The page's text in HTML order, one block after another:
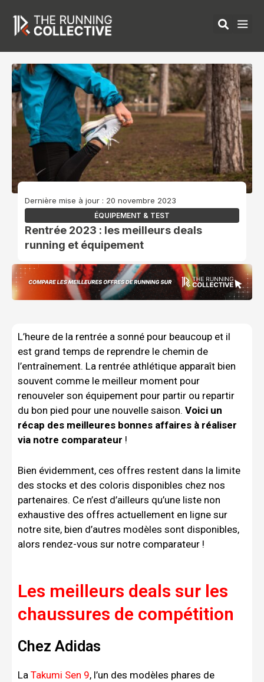
contenu
Dernière mise à jour : 20 novembre 2023
ÉQUIPEMENT & TEST
Rentrée 2023 : les meilleurs deals
running et équipement
L’heure de la rentrée a sonné pour beaucoup et il
est grand temps de reprendre le chemin de
l’entraînement. La rentrée athlétique apparaît bien
souvent comme le meilleur moment pour
renouveler son équipement pour partir ou repartir
du bon pied pour une nouvelle saison. Voici un
récap des meilleures bonnes affaires à réaliser
via notre comparateur !
Bien évidemment, ces offres restent dans la limite
des stocks et des coloris disponibles chez nos
partenaires. Ce n’est d’ailleurs qu’une liste non
exhaustive des offres actuellement en ligne sur
notre site, bien d’autres modèles sont disponibles,
alors rendez-vous sur notre comparateur !
Les meilleurs deals sur les
chaussures de compétition
Chez Adidas
La Takumi Sen 9, l’un des modèles phares de